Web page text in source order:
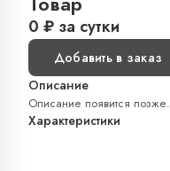
0 ₽ за сутки
Добавить в заказ
Описание
Описание появится позже.
Характеристики